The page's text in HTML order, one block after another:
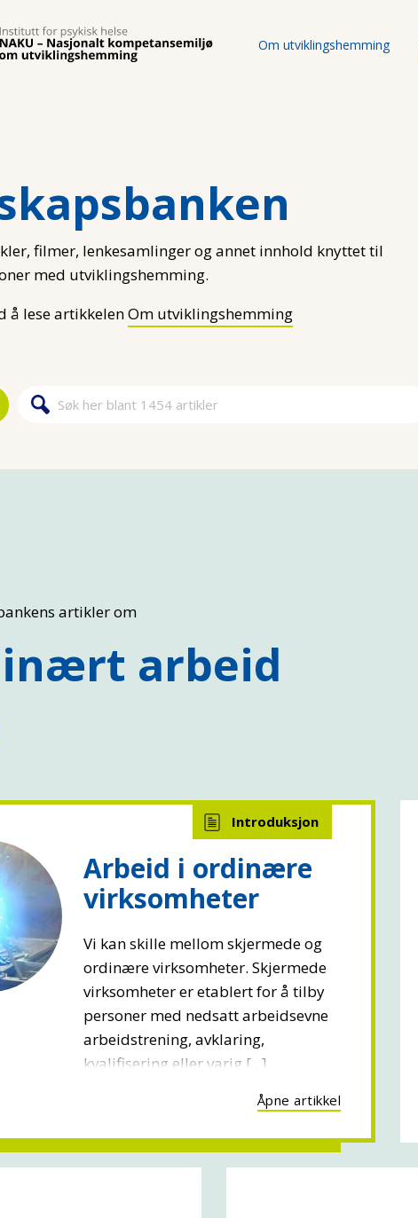
Om utviklingshemming
filmer, lenkesamlinger og annet innhold knyttet til
med utviklingshemming.
å lese artikkelenOm utviklingshemming
Søkeskjema
Søk
artikler om
arbeid
Arbeid i ordinære
virksomheter
Vi kan skille mellom skjermede og
ordinære virksomheter. Skjermede
virksomheter er etablert for å tilby
personer med nedsatt arbeidsevne
arbeidstrening, avklaring,
kvalifisering eller varig [...]
Åpne artikkel